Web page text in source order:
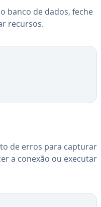
banco de dados, feche
recursos.
de erros para capturar
a conexão ou executar